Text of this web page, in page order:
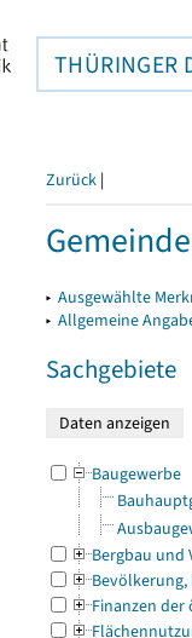
THÜRINGER
Zurück |
▸ Ausgewählte
▸ Allgemeine
Sachgebiete
Baugewerbe
Bergbau und
Bevölkerung,
Finanzen